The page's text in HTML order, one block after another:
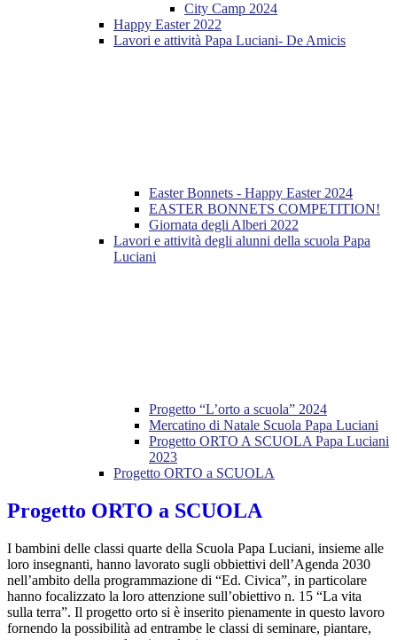
City Camp 2024
Happy Easter 2022
Lavori e attività Papa Luciani- De Amicis
Easter Bonnets - Happy Easter 2024
EASTER BONNETS COMPETITION!
Giornata degli Alberi 2022
Lavori e attività degli alunni della scuola Papa
Luciani
Progetto “L’orto a scuola” 2024
Mercatino di Natale Scuola Papa Luciani
Progetto ORTO A SCUOLA Papa Luciani
2023
Progetto ORTO a SCUOLA
Progetto ORTO a SCUOLA
I bambini delle classi quarte della Scuola Papa Luciani, insieme alle
loro insegnanti, hanno lavorato sugli obbiettivi dell’Agenda 2030
nell’ambito della programmazione di “Ed. Civica”, in particolare
hanno focalizzato la loro attenzione sull’obiettivo n. 15 “La vita
sulla terra”. Il progetto orto si è inserito pienamente in questo lavoro
fornendo la possibilità ad entrambe le classi di seminare, piantare,